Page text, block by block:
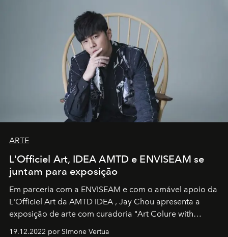
ARTE
L'Officiel Art, IDEA AMTD e ENVISEAM se
juntam para exposição
Em parceria com a ENVISEAM e com o amável apoio da
L'Officiel Art da AMTD IDEA , Jay Chou apresenta a
exposição de arte com curadoria "Art Colure with
19.12.2022 por SImone Vertua